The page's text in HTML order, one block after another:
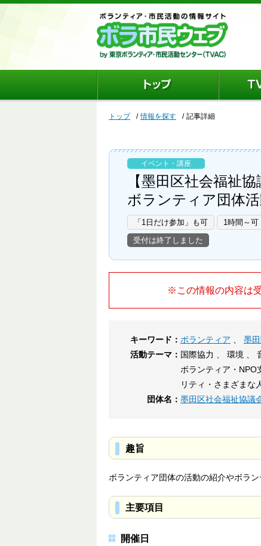
トップ 情報を探す 記事詳細
イベント・講座
【墨田区社会福祉
ボランティア団体
「1日だけ参加」も可 1時間～可
受付は終了しました
※この情報の内容は
キーワード： ボランティア
墨
活動テーマ： 国際協力 、 環境 、
ボランティア・NPO
リティ・さまざまな
団体名： 墨田区社会福祉協議
趣旨
ボランティア団体の活動の紹介やボラン
主要項目
開催日